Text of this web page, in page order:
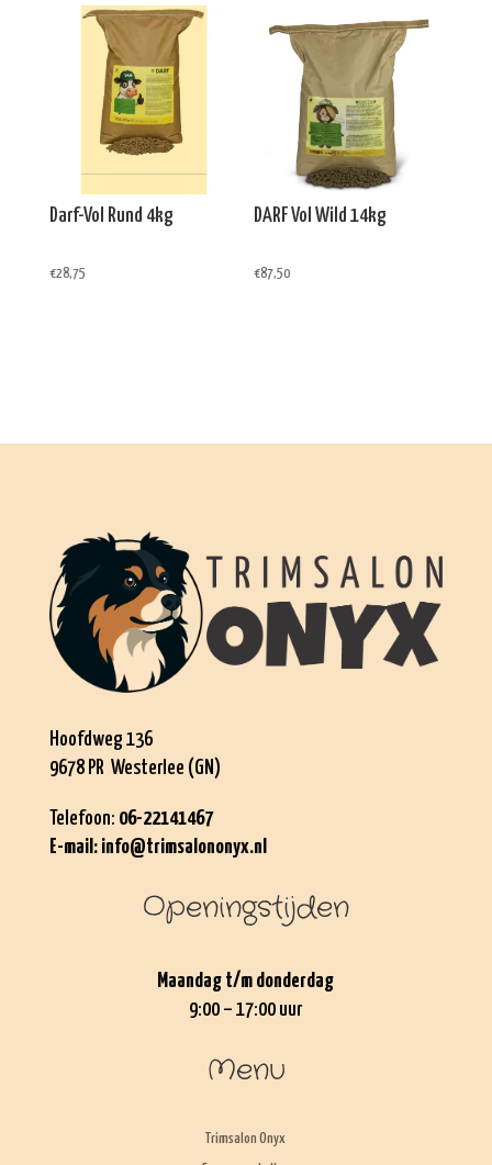
Darf-Vol Rund 4kg
€28,75
DARF Vol Wild 14kg
€87,50
Hoofdweg 136
9678 PR Westerlee (GN)
Telefoon: 06-22141467
E-mail: info@trimsalononyx.nl
Openingstijden
Maandag t/m donderdag
9:00 – 17:00 uur
Menu
Trimsalon Onyx